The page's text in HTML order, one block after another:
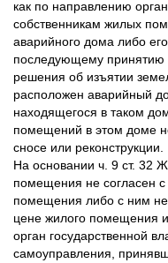
как по направлению
собственникам жилых
аварийного дома либо
последующему принятию
решения об изъятии
расположен аварийный
находящегося в таком
помещений в этом доме
сносе или реконструкции.
На основании ч. 9 ст. 32
помещения не согласен
помещения либо с ним не
цене жилого помещения
орган государственной
самоуправления,